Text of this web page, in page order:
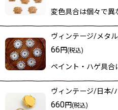
変色具合は個々で異
ヴィンテージ/メタ
66円(税込)
ペイント・ハゲ具
ヴィンテージ/日本/
660円(税込)